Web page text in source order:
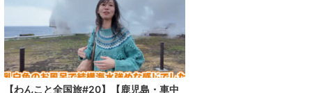
【わんこと全国旅#20】【鹿児島・車中